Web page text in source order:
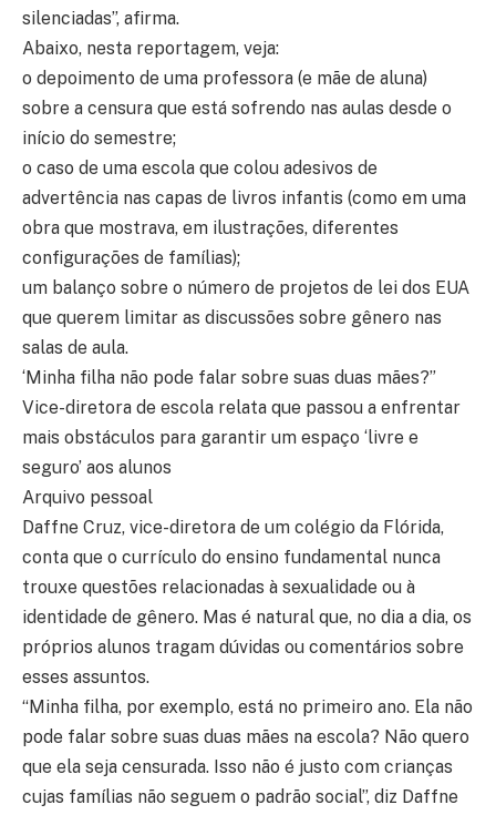
silenciadas”, afirma.
Abaixo, nesta reportagem, veja:
o depoimento de uma professora (e mãe de aluna)
sobre a censura que está sofrendo nas aulas desde o
início do semestre;
o caso de uma escola que colou adesivos de
advertência nas capas de livros infantis (como em uma
obra que mostrava, em ilustrações, diferentes
configurações de famílias);
um balanço sobre o número de projetos de lei dos EUA
que querem limitar as discussões sobre gênero nas
salas de aula.
‘Minha filha não pode falar sobre suas duas mães?”
Vice-diretora de escola relata que passou a enfrentar
mais obstáculos para garantir um espaço ‘livre e
seguro’ aos alunos
Arquivo pessoal
Daffne Cruz, vice-diretora de um colégio da Flórida,
conta que o currículo do ensino fundamental nunca
trouxe questões relacionadas à sexualidade ou à
identidade de gênero. Mas é natural que, no dia a dia, os
próprios alunos tragam dúvidas ou comentários sobre
esses assuntos.
“Minha filha, por exemplo, está no primeiro ano. Ela não
pode falar sobre suas duas mães na escola? Não quero
que ela seja censurada. Isso não é justo com crianças
cujas famílias não seguem o padrão social”, diz Daffne